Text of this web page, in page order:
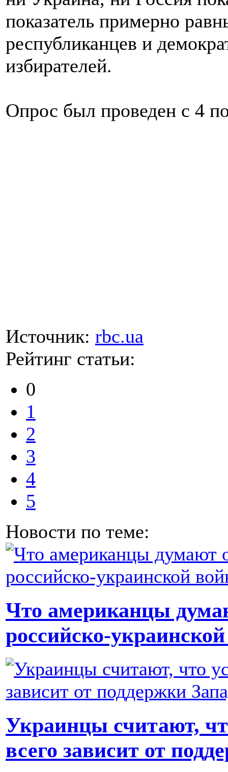
показатель примерно
республиканцев и
избирателей.
Опрос был проведен с 4
Источник: rbc.ua
Рейтинг статьи:
0
1
2
3
4
5
Новости по теме:
Что американцы
российско-
Украинцы считают,
всего зависит от